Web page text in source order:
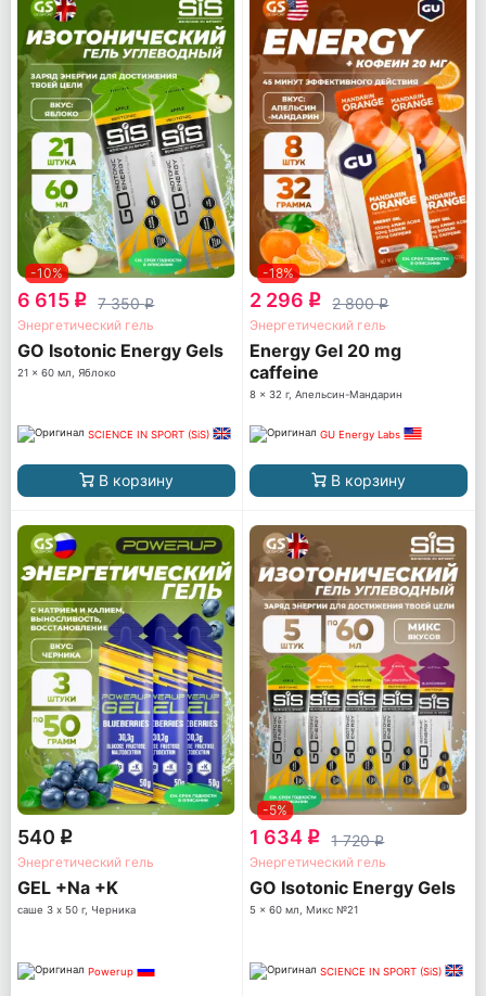
-10%
6 615 q 7 350q
Энергетический гель
GO Isotonic Energy Gels
21 x 60 мл, Яблоко
SCIENCE IN SPORT (SiS)
В корзину
-18%
2 296 q 2 800q
Энергетический гель
Energy Gel 20 mg
caffeine
8 x 32 г, Апельсин-Мандарин
GU Energy Labs
В корзину
540 q
Энергетический гель
GEL +Na +K
саше 3 x 50 г, Черника
Powerup
-5%
1 634 q 1 720q
Энергетический гель
GO Isotonic Energy Gels
5 x 60 мл, Микс №21
SCIENCE IN SPORT (SiS)